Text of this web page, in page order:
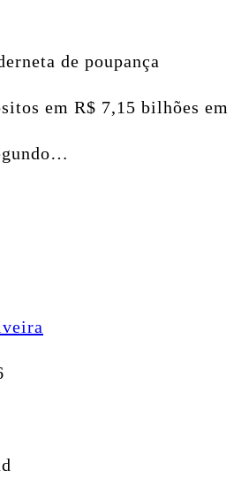
de poupança
em R$ 7,15 bilhões em